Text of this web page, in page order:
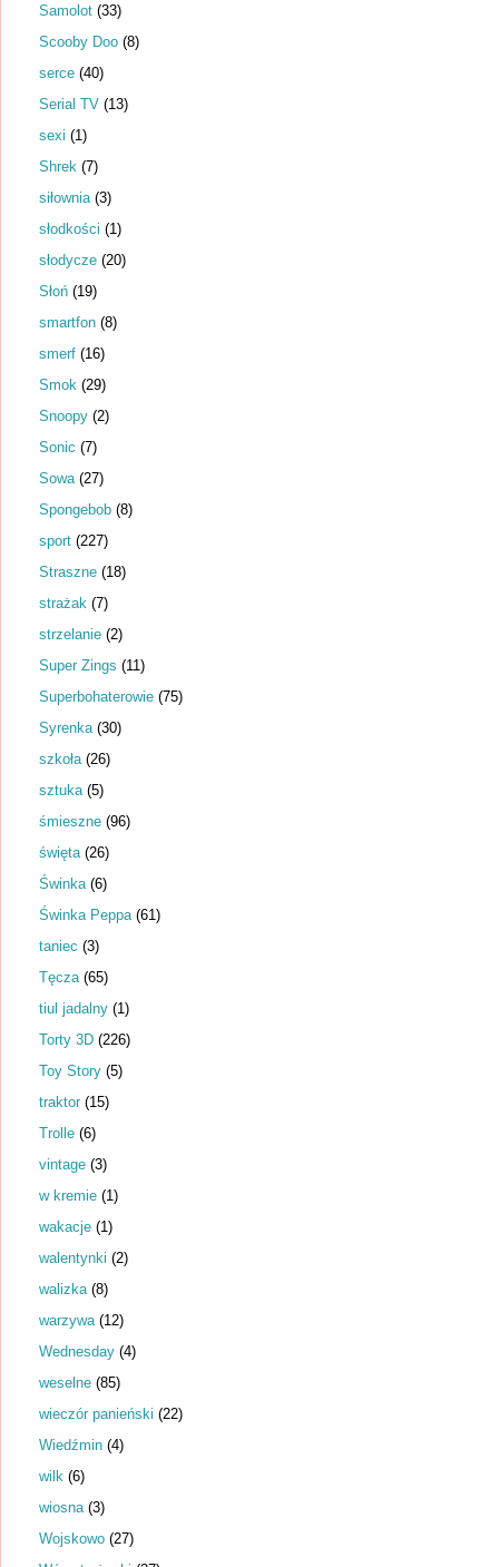
Samolot (33)
Scooby Doo (8)
serce (40)
Serial TV (13)
sexi (1)
Shrek (7)
siłownia (3)
słodkości (1)
słodycze (20)
Słoń (19)
smartfon (8)
smerf (16)
Smok (29)
Snoopy (2)
Sonic (7)
Sowa (27)
Spongebob (8)
sport (227)
Straszne (18)
strażak (7)
strzelanie (2)
Super Zings (11)
Superbohaterowie (75)
Syrenka (30)
szkoła (26)
sztuka (5)
śmieszne (96)
święta (26)
Świnka (6)
Świnka Peppa (61)
taniec (3)
Tęcza (65)
tiul jadalny (1)
Torty 3D (226)
Toy Story (5)
traktor (15)
Trolle (6)
vintage (3)
w kremie (1)
wakacje (1)
walentynki (2)
walizka (8)
warzywa (12)
Wednesday (4)
weselne (85)
wieczór panieński (22)
Wiedźmin (4)
wilk (6)
wiosna (3)
Wojskowo (27)